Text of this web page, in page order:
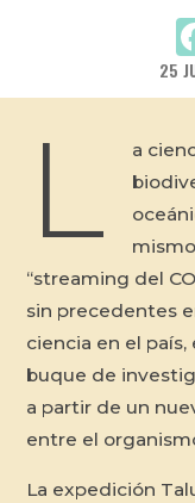
25
L
a
“streaming del
sin precedentes
ciencia en el
buque de
a partir de un
entre el
La expedición